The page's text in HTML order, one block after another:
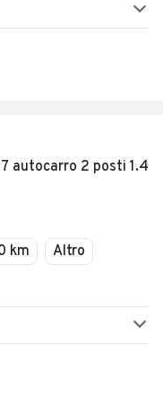
autocarro 2 posti 1.4
km
Altro